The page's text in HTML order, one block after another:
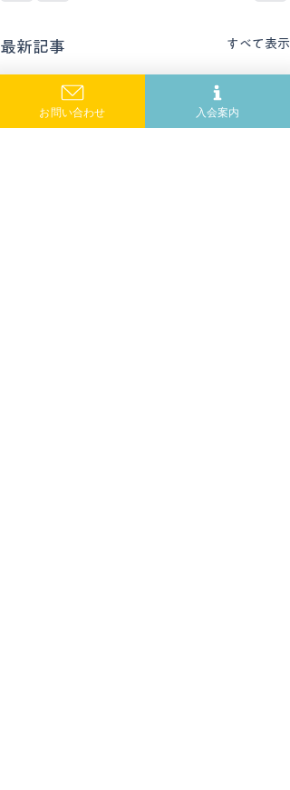
最新記事 すべて表示
お問い合わせ 入会案内